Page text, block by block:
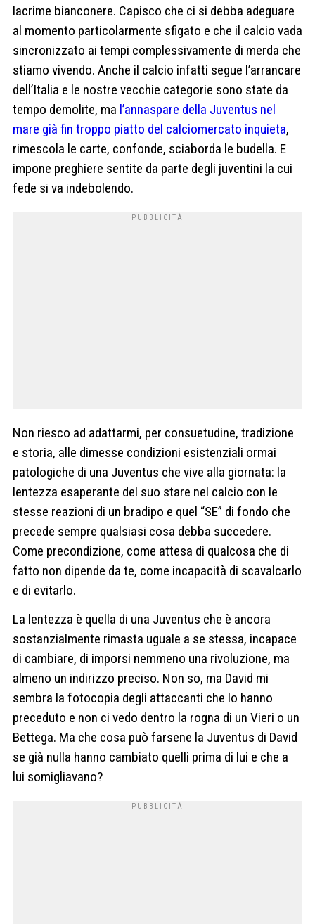
lacrime bianconere. Capisco che ci si debba adeguare
al momento particolarmente sfigato e che il calcio vada
sincronizzato ai tempi complessivamente di merda che
stiamo vivendo. Anche il calcio infatti segue l’arrancare
dell’Italia e le nostre vecchie categorie sono state da
tempo demolite, ma l’annaspare della Juventus nel
mare già fin troppo piatto del calciomercato inquieta,
rimescola le carte, confonde, sciaborda le budella. E
impone preghiere sentite da parte degli juventini la cui
fede si va indebolendo.
Non riesco ad adattarmi, per consuetudine, tradizione
e storia, alle dimesse condizioni esistenziali ormai
patologiche di una Juventus che vive alla giornata: la
lentezza esaperante del suo stare nel calcio con le
stesse reazioni di un bradipo e quel “SE” di fondo che
precede sempre qualsiasi cosa debba succedere.
Come precondizione, come attesa di qualcosa che di
fatto non dipende da te, come incapacità di scavalcarlo
e di evitarlo.
La lentezza è quella di una Juventus che è ancora
sostanzialmente rimasta uguale a se stessa, incapace
di cambiare, di imporsi nemmeno una rivoluzione, ma
almeno un indirizzo preciso. Non so, ma David mi
sembra la fotocopia degli attaccanti che lo hanno
preceduto e non ci vedo dentro la rogna di un Vieri o un
Bettega. Ma che cosa può farsene la Juventus di David
se già nulla hanno cambiato quelli prima di lui e che a
lui somigliavano?